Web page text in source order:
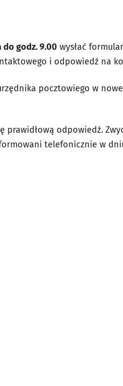
godz. 9.00 wysłać
i odpowiedź na
pocztowiego w
prawidłową odpowiedź.
telefonicznie w